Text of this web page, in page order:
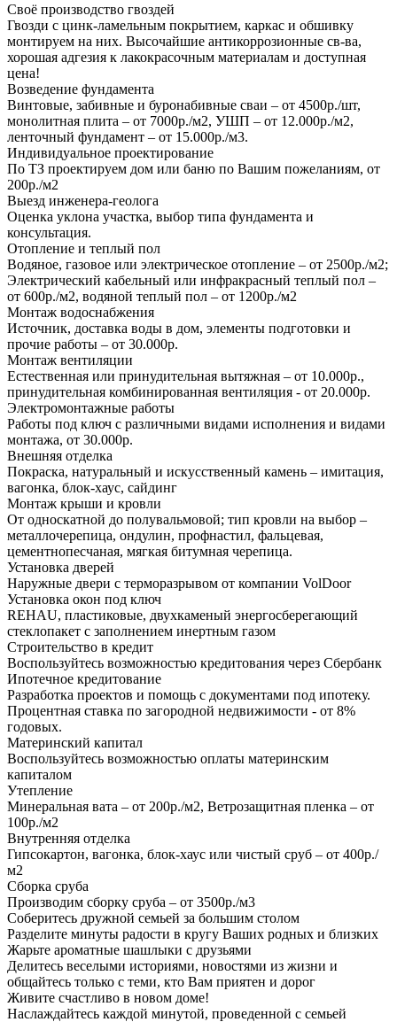
Своё производство гвоздей
Гвозди с цинк-ламельным покрытием, каркас и обшивку
монтируем на них. Высочайшие антикоррозионные св-ва,
хорошая адгезия к лакокрасочным материалам и доступная
цена!
Возведение фундамента
Винтовые, забивные и буронабивные сваи – от 4500р./шт,
монолитная плита – от 7000р./м2, УШП – от 12.000р./м2,
ленточный фундамент – от 15.000р./м3.
Индивидуальное проектирование
По ТЗ проектируем дом или баню по Вашим пожеланиям, от
200р./м2
Выезд инженера-геолога
Оценка уклона участка, выбор типа фундамента и
консультация.
Отопление и теплый пол
Водяное, газовое или электрическое отопление – от 2500р./м2;
Электрический кабельный или инфракрасный теплый пол –
от 600р./м2, водяной теплый пол – от 1200р./м2
Монтаж водоснабжения
Источник, доставка воды в дом, элементы подготовки и
прочие работы – от 30.000р.
Монтаж вентиляции
Естественная или принудительная вытяжная – от 10.000р.,
принудительная комбинированная вентиляция - от 20.000р.
Электромонтажные работы
Работы под ключ с различными видами исполнения и видами
монтажа, от 30.000р.
Внешняя отделка
Покраска, натуральный и искусственный камень – имитация,
вагонка, блок-хаус, сайдинг
Монтаж крыши и кровли
От односкатной до полувальмовой; тип кровли на выбор –
металлочерепица, ондулин, профнастил, фальцевая,
цементнопесчаная, мягкая битумная черепица.
Установка дверей
Наружные двери с терморазрывом от компании VolDoor
Установка окон под ключ
REHAU, пластиковые, двухкаменый энергосберегающий
стеклопакет с заполнением инертным газом
Строительство в кредит
Воспользуйтесь возможностью кредитования через Сбербанк
Ипотечное кредитование
Разработка проектов и помощь с документами под ипотеку.
Процентная ставка по загородной недвижимости - от 8%
годовых.
Материнский капитал
Воспользуйтесь возможностью оплаты материнским
капиталом
Утепление
Минеральная вата – от 200р./м2, Ветрозащитная пленка – от
100р./м2
Внутренняя отделка
Гипсокартон, вагонка, блок-хаус или чистый сруб – от 400р./
м2
Сборка сруба
Производим сборку сруба – от 3500р./м3
Соберитесь дружной семьей за большим столом
Разделите минуты радости в кругу Ваших родных и близких
Жарьте ароматные шашлыки с друзьями
Делитесь веселыми историями, новостями из жизни и
общайтесь только с теми, кто Вам приятен и дорог
Живите счастливо в новом доме!
Наслаждайтесь каждой минутой, проведенной с семьей